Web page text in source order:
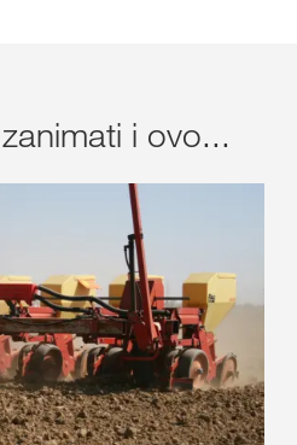
i ovo...